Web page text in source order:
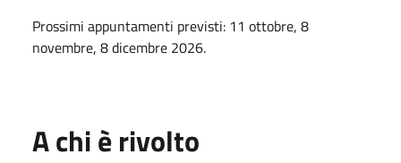
Prossimi appuntamenti previsti: 11 ottobre, 8
novembre, 8 dicembre 2026.
A chi è rivolto